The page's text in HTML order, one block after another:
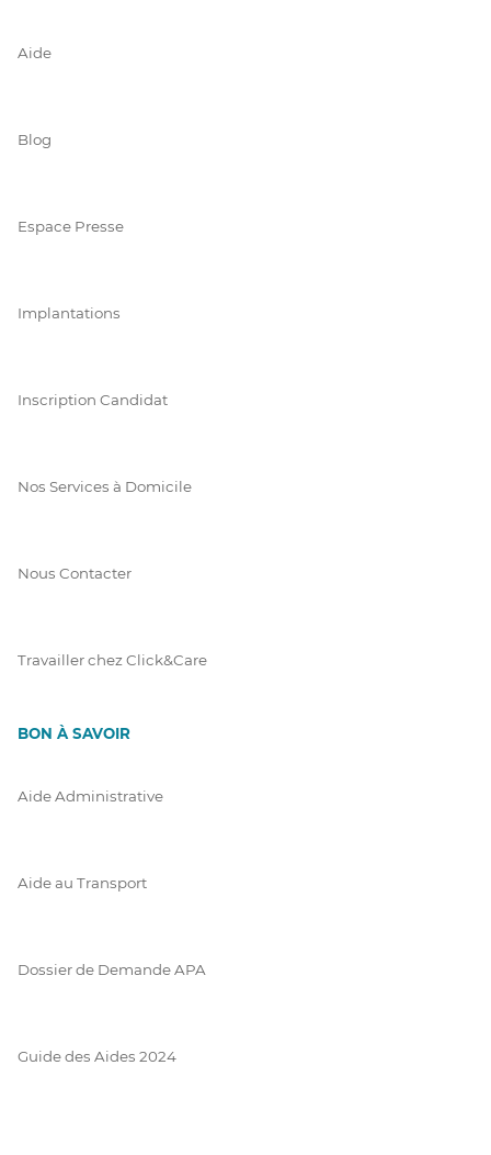
Aide
Blog
Espace Presse
Implantations
Inscription Candidat
Nos Services à Domicile
Nous Contacter
Travailler chez Click&Care
BON À SAVOIR
Aide Administrative
Aide au Transport
Dossier de Demande APA
Guide des Aides 2024